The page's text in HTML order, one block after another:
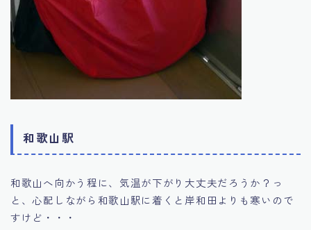
和歌山駅
和歌山へ向かう程に、気温が下がり大丈夫だろうか？っ
と、心配しながら和歌山駅に着くと岸和田よりも寒いので
すけど・・・